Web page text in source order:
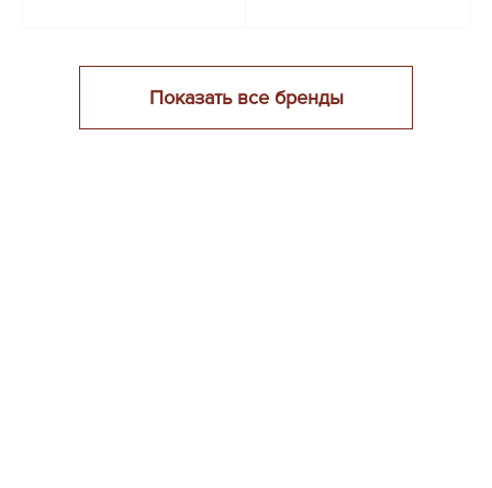
Показать все бренды